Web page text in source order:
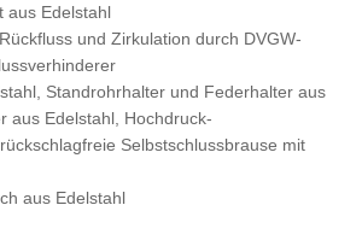
aus Edelstahl
und Zirkulation durch DVGW-
Standrohrhalter und Federhalter aus
aus Edelstahl, Hochdruck-
Selbstschlussbrause mit
aus Edelstahl